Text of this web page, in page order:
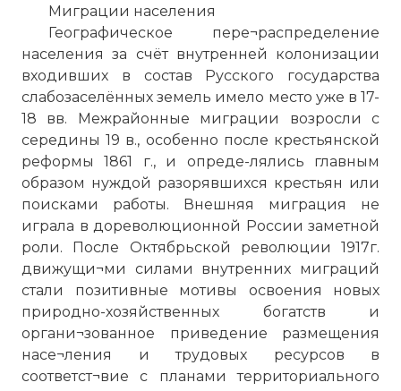
Миграции населения
Географическое пере¬распределение
населения за счёт внутренней колонизации
входивших в состав Русского государства
слабозаселённых земель имело место уже в 17-
18 вв. Межрайонные миграции возросли с
середины 19 в., особенно после крестьянской
реформы 1861 г., и опреде-лялись главным
образом нуждой разорявшихся крестьян или
поисками работы. Внешняя миграция не
играла в дореволюционной России заметной
роли. После Октябрьской революции 1917г.
движущи¬ми силами внутренних миграций
стали позитивные мотивы освоения новых
природно-хозяйственных богатств и
органи¬зованное приведение размещения
насе¬ления и трудовых ресурсов в
соответст¬вие с планами территориального